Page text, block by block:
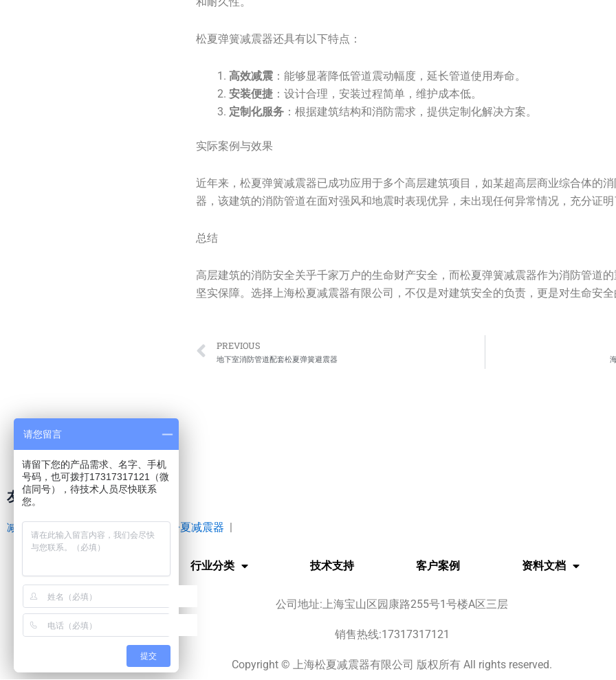
松夏弹簧减震器还具有以下特点：
高效减震：能够显著降低管道震动幅度，延长管道使用寿命。
安装便捷：设计合理，安装过程简单，维护成本低。
定制化服务：根据建筑结构和消防需求，提供定制化解决方案。
实际案例与效果
近年来，松夏弹簧减震器已成功应用于多个高层建筑项目，如某超高层商业综合体的
器，该建筑的消防管道在面对强风和地震时表现优异，未出现任何异常情况，充分证
总结
高层建筑的消防安全关乎千家万户的生命财产安全，而松夏弹簧减震器作为消防管道
坚实保障。选择上海松夏减震器有限公司，不仅是对建筑安全的负责，更是对生命安
Prev
PREVIOUS
地下室消防管道配套松夏弹簧避震器
友情链接
减震器 松夏减震器 |
行业分类 技术支持 客户案例 资料文档
公司地址:上海宝山区园康路255号1号楼A区三层
销售热线:17317317121
Copyright © 上海松夏减震器有限公司 版权所有 All rights reserved.
请您留言
请留下您的产品需求、名字、手机
号码，也可拨打17317317121（微
信同号），待技术人员尽快联系
您。
提交